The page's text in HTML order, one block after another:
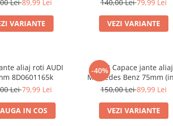
Lei89,99 Lei
VARIANTE
140,00 Lei79,99 Lei
VEZI VARIANTE
aliaj roti AUDI
8D0601165k
Lei79,99 Lei
IN COS
-40%
set 4 Capace jante aliaj
Mercedes Benz 75mm
prindere)
150,00 Lei89,99 Lei
VEZI VARIANTE